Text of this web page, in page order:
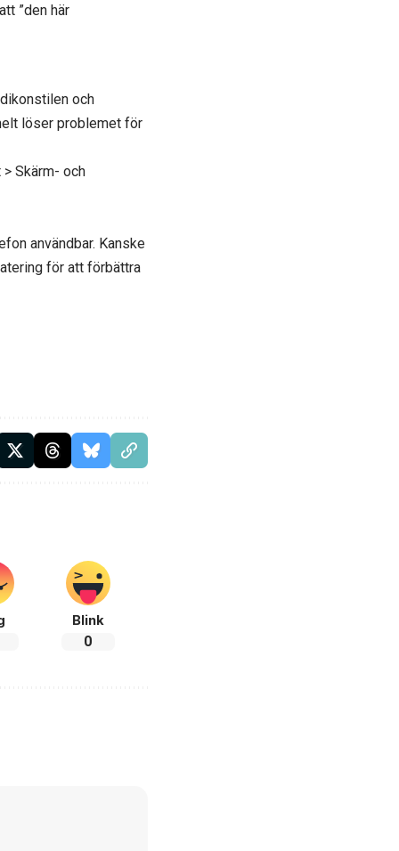
”den här
och
löser problemet för
Skärm- och
användbar. Kanske
för att förbättra
Blink
0